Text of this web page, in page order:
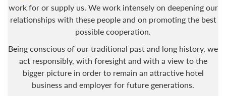
work for or supply us. We work intensely on deepening our
relationships with these people and on promoting the best
possible cooperation.
Being conscious of our traditional past and long history, we
act responsibly, with foresight and with a view to the
bigger picture in order to remain an attractive hotel
business and employer for future generations.